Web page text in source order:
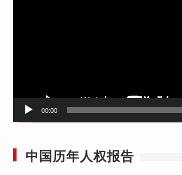
00:00
中国历年人权报告